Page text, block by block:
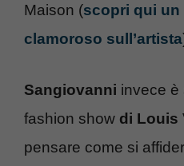
Maison (scopri qui un
clamoroso sull’artista
Sangiovanni invece è
fashion show di Louis
pensare come si